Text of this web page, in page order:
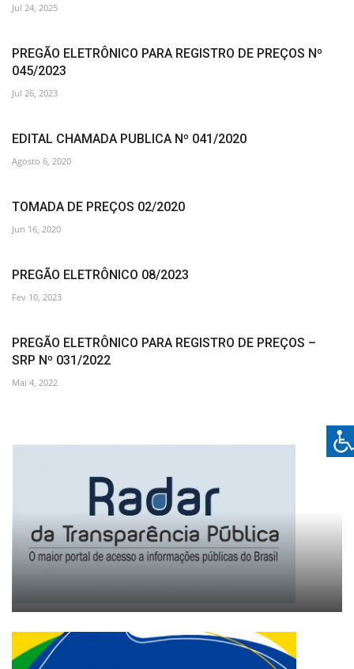
Jul 24, 2025
PREGÃO ELETRÔNICO PARA REGISTRO DE PREÇOS Nº
045/2023
Jul 26, 2023
EDITAL CHAMADA PUBLICA Nº 041/2020
Agosto 6, 2020
TOMADA DE PREÇOS 02/2020
Jun 16, 2020
PREGÃO ELETRÔNICO 08/2023
Fev 10, 2023
PREGÃO ELETRÔNICO PARA REGISTRO DE PREÇOS –
SRP Nº 031/2022
Mai 4, 2022